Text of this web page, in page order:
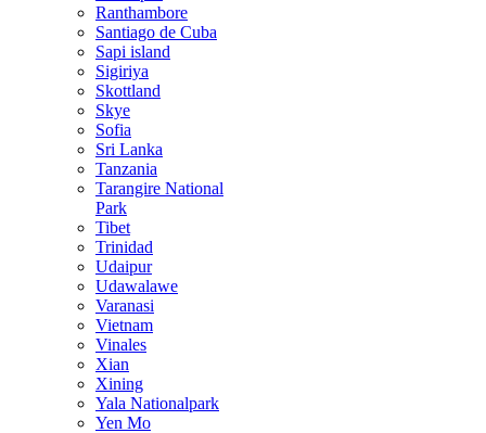
Ranthambore
Santiago de Cuba
Sapi island
Sigiriya
Skottland
Skye
Sofia
Sri Lanka
Tanzania
Tarangire National
Park
Tibet
Trinidad
Udaipur
Udawalawe
Varanasi
Vietnam
Vinales
Xian
Xining
Yala Nationalpark
Yen Mo